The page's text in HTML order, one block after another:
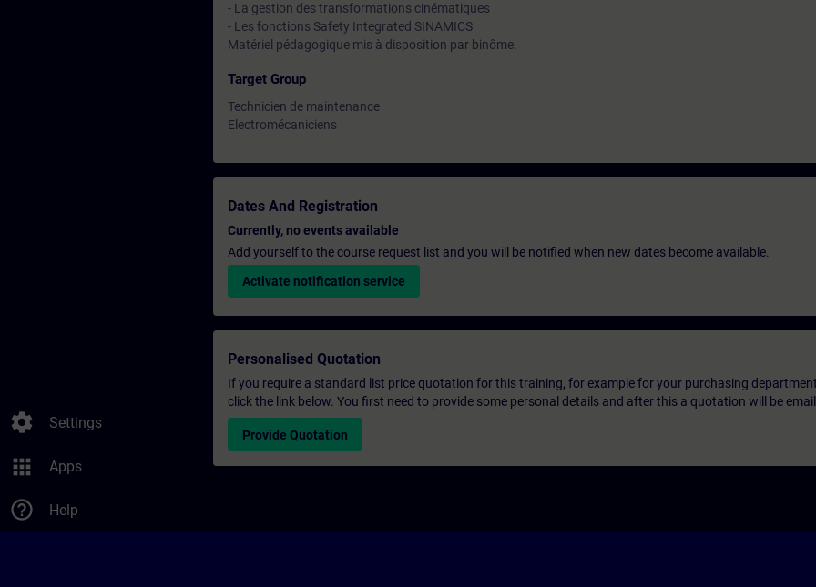
settings Settings
apps Apps
help_outline Help
- La gestion des transformations cinématiques
- Les fonctions Safety Integrated SINAMICS
Matériel pédagogique mis à disposition par binôme.
Target Group
Technicien de maintenance
Electromécaniciens
Dates And Registration
Currently, no events available
Add yourself to the course request list and you will be notified when new dates become available.
Activate notification service
Personalised Quotation
If you require a standard list price quotation for this training, for example for your purchasing
click the link below. You first need to provide some personal details and after this a quotation will be
Provide Quotation